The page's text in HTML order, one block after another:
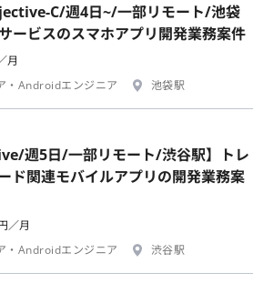
C/週4日~/一部リモート/池袋
ービスのスマホアプリ開発業務案件
月
・Androidエンジニア
池袋駅
週5日/一部リモート/渋谷駅】トレ
ド関連モバイルアプリの開発業務案
／月
・Androidエンジニア
渋谷駅